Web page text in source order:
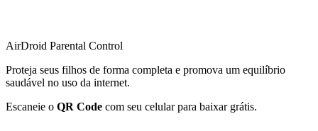
AirDroid Parental Control
Proteja seus filhos de forma completa e promova um equilíbrio
saudável no uso da internet.
Escaneie o QR Code com seu celular para baixar grátis.